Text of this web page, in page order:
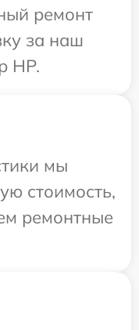
ремонт
за наш
HP.
мы
стоимость,
ремонтные